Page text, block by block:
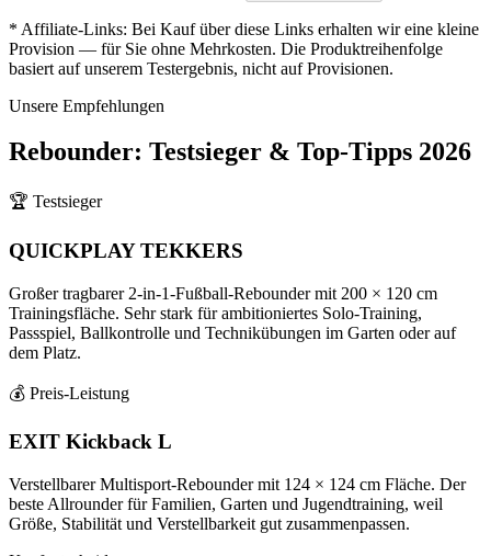
* Affiliate-Links: Bei Kauf über diese Links erhalten wir eine kleine
Provision — für Sie ohne Mehrkosten. Die Produktreihenfolge
basiert auf unserem Testergebnis, nicht auf Provisionen.
Unsere Empfehlungen
Rebounder: Testsieger & Top-Tipps 2026
🏆 Testsieger
QUICKPLAY TEKKERS
Großer tragbarer 2-in-1-Fußball-Rebounder mit 200 × 120 cm
Trainingsfläche. Sehr stark für ambitioniertes Solo-Training,
Passspiel, Ballkontrolle und Technikübungen im Garten oder auf
dem Platz.
💰 Preis-Leistung
EXIT Kickback L
Verstellbarer Multisport-Rebounder mit 124 × 124 cm Fläche. Der
beste Allrounder für Familien, Garten und Jugendtraining, weil
Größe, Stabilität und Verstellbarkeit gut zusammenpassen.